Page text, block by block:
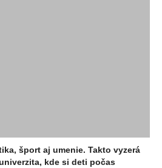
šport aj umenie. Takto vyzerá
kde si deti počas